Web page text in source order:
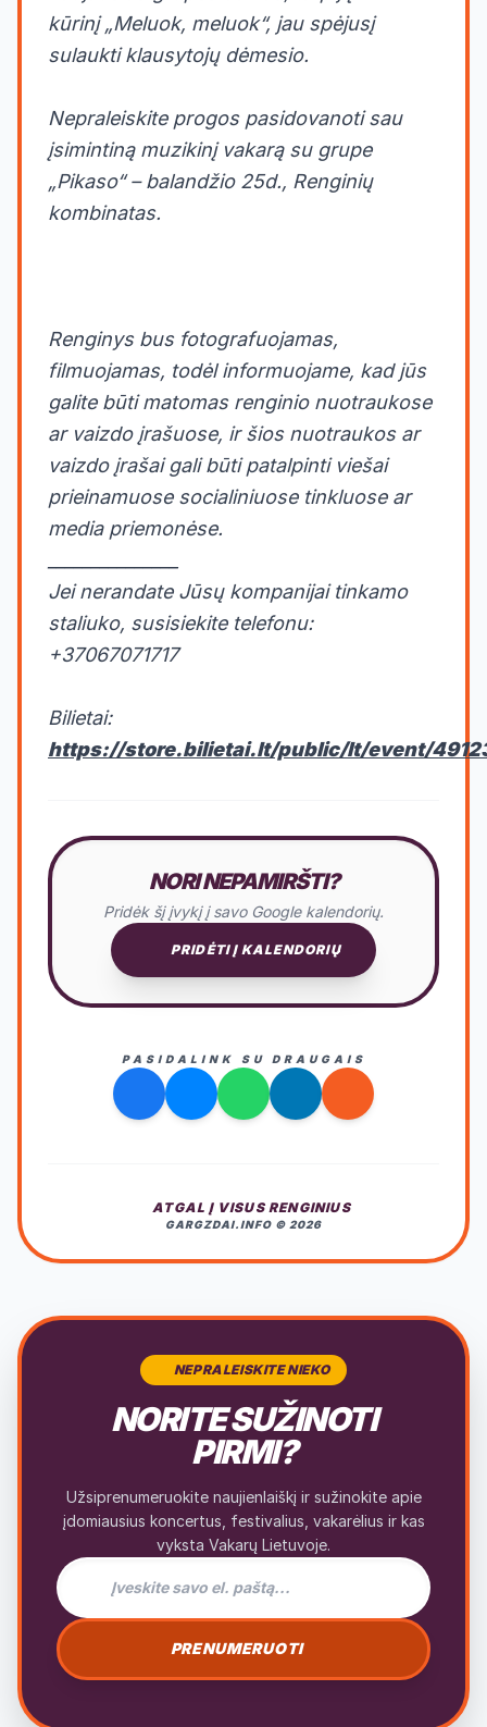
kūrinį „Meluok, meluok“, jau spėjusį
sulaukti klausytojų dėmesio.
Nepraleiskite progos pasidovanoti sau
įsimintiną muzikinį vakarą su grupe
„Pikaso“ – balandžio 25d., Renginių
kombinatas.
Renginys bus fotografuojamas,
filmuojamas, todėl informuojame, kad jūs
galite būti matomas renginio nuotraukose
ar vaizdo įrašuose, ir šios nuotraukos ar
vaizdo įrašai gali būti patalpinti viešai
prieinamuose socialiniuose tinkluose ar
media priemonėse.
Jei nerandate Jūsų kompanijai tinkamo
staliuko, susisiekite telefonu:
+37067071717
Bilietai:
https://store.bilietai.lt/public/lt/event/
NORI NEPAMIRŠTI?
Pridėk šį įvykį į savo Google kalendorių.
PRIDĖTI Į KALENDORIŲ
PASIDALINK SU DRAUGAIS
ATGAL Į VISUS RENGINIUS
GARGZDAI.INFO © 2026
NEPRALEISKITE NIEKO
NORITE SUŽINOTI
PIRMI?
Užsiprenumeruokite naujienlaiškį ir sužinokite apie
įdomiausius koncertus, festivalius, vakarėlius ir kas
vyksta Vakarų Lietuvoje.
El. pašto adresas naujienlaiškiui
PRENUMERUOTI